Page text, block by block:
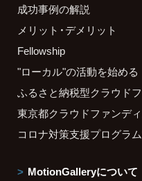
成功事例の解説
メリット・デメリット
Fellowship
"ローカル"の活動を始める
ふるさと納税型クラウド
東京都クラウドファンデ
コロナ対策支援プログラ
MotionGalleryについて